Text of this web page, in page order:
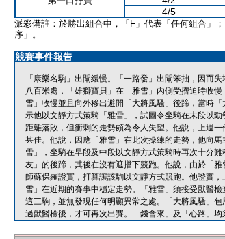
4/5
派彩備註：於勝出組合中，「F」代表「任何組合」
序」。
競賽事件報告
「康樂名駒」出閘緩慢。「一路發」出閘笨拙，因而
八百米處，「雄獅寶貝」在「雅雪」內側受擠迫時收
雪」收慢並且向外移出避開「大將風騷」後蹄，當時
示他以文靜方式策騎「雅雪」，試圖令坐騎在末段以
距離落敗，但衝刺的走勢頗為令人失望。他說，上週
甚佳。他說，因應「雅雪」在此次操練的走勢，他向
雪」，坐騎在早段及中段以文靜方式策騎時再次十分
友」的後蹄，其後在沒有遮擋下競跑。他說，由於「
師蘇保羅證實，打算讓該駒以文靜方式競跑。他證實
雪」在近期的賽事中穩定走勢。「雅雪」須接受獸醫
這三駒，並無發現任何明顯異常之處。「大將風騷」
過獸醫檢後，才可再次出賽。「錢會來」及「心路」